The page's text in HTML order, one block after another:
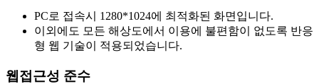
PC로 접속시 1280*1024에 최적화된 화면입니다.
이외에도 모든 해상도에서 이용에 불편함이 없도록 반응
형 웹 기술이 적용되었습니다.
웹접근성 준수